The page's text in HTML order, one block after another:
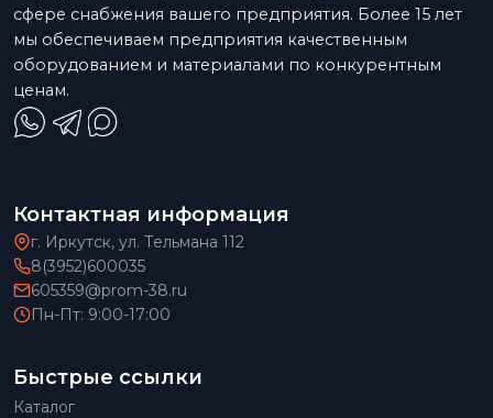
сфере снабжения вашего предприятия. Более 15 лет
мы обеспечиваем предприятия качественным
оборудованием и материалами по конкурентным
ценам.
Контактная информация
г. Иркутск, ул. Тельмана 112
8(3952)600035
605359@prom-38.ru
Пн-Пт: 9:00-17:00
Быстрые ссылки
Каталог